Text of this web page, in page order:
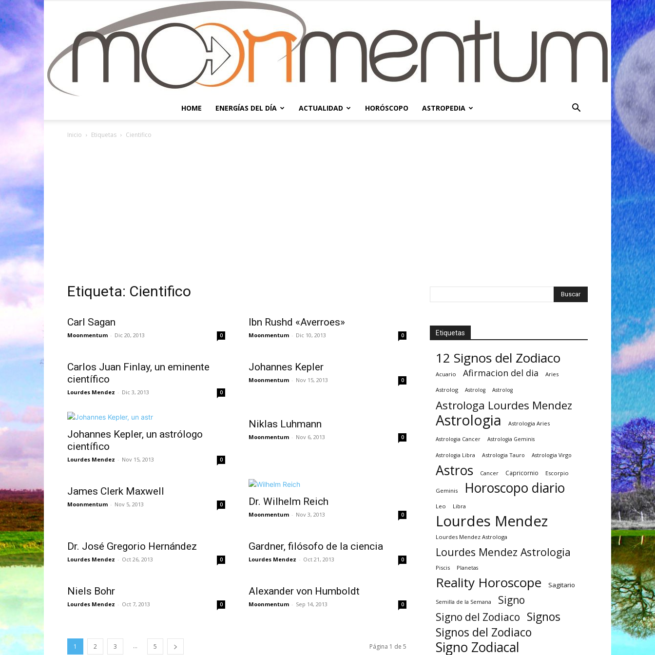
HOME ENERGÍAS DEL DÍA ACTUALIDAD HORÓSCOPO ASTROPEDIA
Inicio Etiquetas Cientifico
Etiqueta: Cientifico
Carl Sagan
Moonmentum - Dic 20, 2013 0
Ibn Rushd «Averroes»
Moonmentum - Dic 10, 2013 0
Carlos Juan Finlay, un eminente
científico
Lourdes Mendez - Dic 3, 2013 0
Johannes Kepler
Moonmentum - Nov 15, 2013 0
Johannes Kepler, un astrólogo
científico
Lourdes Mendez - Nov 15, 2013 0
Niklas Luhmann
Moonmentum - Nov 6, 2013 0
James Clerk Maxwell
Moonmentum - Nov 5, 2013 0 Dr. Wilhelm Reich
Moonmentum - Nov 3, 2013 0
Dr. José Gregorio Hernández
Lourdes Mendez - Oct 26, 2013 0
Gardner, filósofo de la ciencia
Lourdes Mendez - Oct 21, 2013 0
Niels Bohr
Lourdes Mendez - Oct 7, 2013 0
Alexander von Humboldt
Moonmentum - Sep 14, 2013 0
1 2 3 ... 5 Página 1 de 5
Etiquetas
12 Signos del Zodiaco
Acuario Afirmacion del dia Aries
Astrolog Astrolog Astrolog
Astrologa Lourdes Mendez
Astrologia Astrologia Aries
Astrologia Cancer Astrologia Geminis
Astrologia Libra Astrologia Tauro Astrologia Virgo
Astros Cancer Capricornio Escorpio
Geminis Horoscopo diario
Leo Libra
Lourdes Mendez
Lourdes Mendez Astrologa
Lourdes Mendez Astrologia
Piscis Planetas
Reality Horoscope Sagitario
Semilla de la Semana
Signo
Signo del Zodiaco Signos
Signos del Zodiaco
Signo Zodiacal